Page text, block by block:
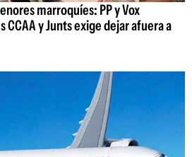
marroquíes: PP y Vox
CCAA y Junts exige dejar afuera a